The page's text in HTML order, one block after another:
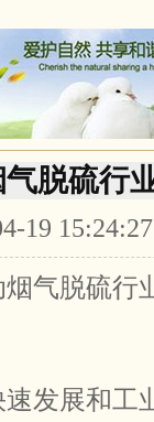
脱硫行
19
气脱硫行
发展和工